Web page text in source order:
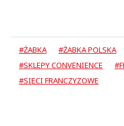
#ŻABKA #ŻABKA POLSKA
#SKLEPY CONVENIENCE
#SIECI FRANCZYZOWE